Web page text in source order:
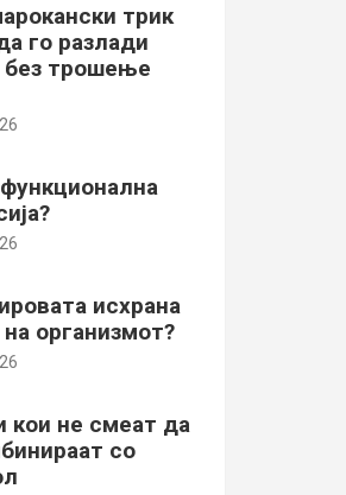
трик
го разлади
трошење
исхрана
на организмот?
кои не смеат да
со